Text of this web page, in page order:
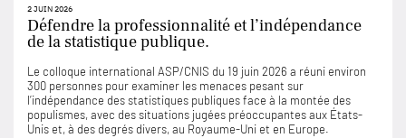
2 JUIN 2026
Défendre la professionnalité et l’indépendance
de la statistique publique.
Le colloque international ASP/CNIS du 19 juin 2026 a réuni environ
300 personnes pour examiner les menaces pesant sur
l’indépendance des statistiques publiques face à la montée des
populismes, avec des situations jugées préoccupantes aux États-
Unis et, à des degrés divers, au Royaume-Uni et en Europe.